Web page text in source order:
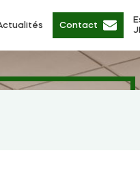
Contact